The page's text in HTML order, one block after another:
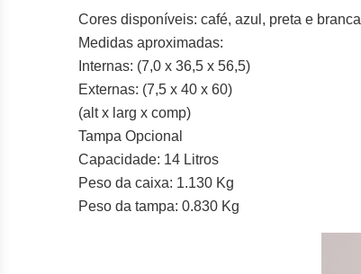
Cores disponíveis: café, azul, preta e branca
Medidas aproximadas:
Internas: (7,0 x 36,5 x 56,5)
Externas: (7,5 x 40 x 60)
(alt x larg x comp)
Tampa Opcional
Capacidade: 14 Litros
Peso da caixa: 1.130 Kg
Peso da tampa: 0.830 Kg